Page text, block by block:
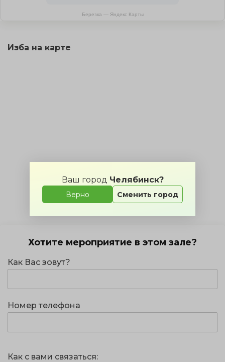
Ваш город Челябинск?
Верно Сменить город
Березка — Яндекс Карты
Изба на карте
Хотите мероприятие в этом зале?
Как Вас зовут?
Номер телефона
Как с вами связаться: